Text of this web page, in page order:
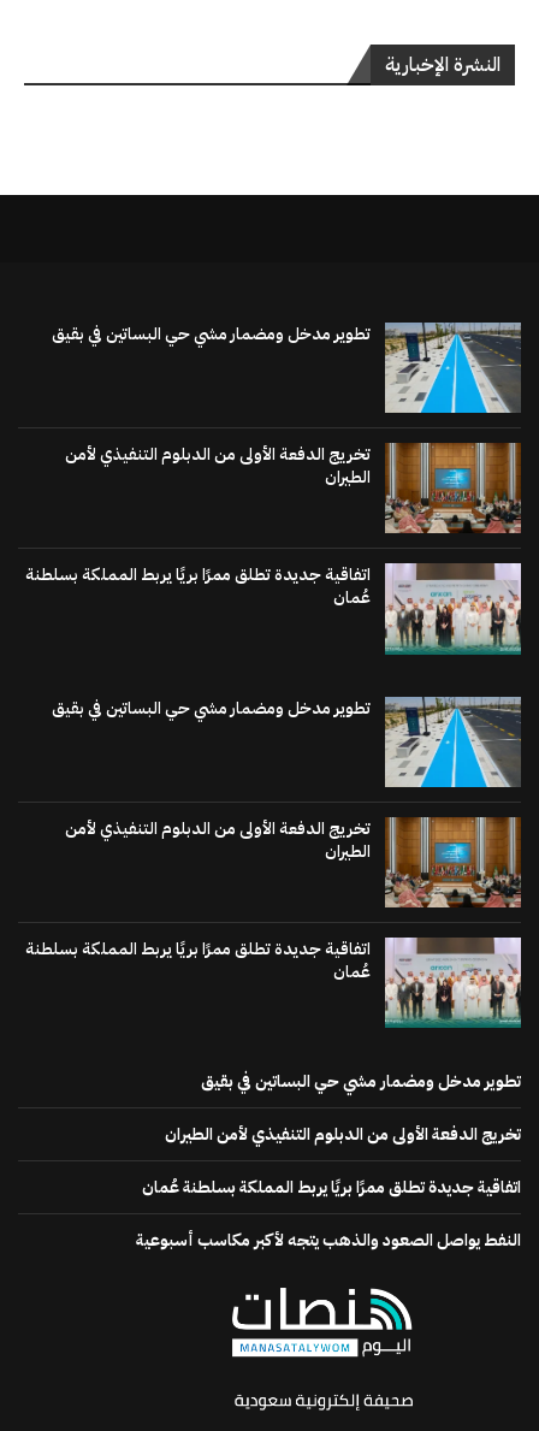
النشرة الإخبارية
تطوير مدخل ومضمار مشي حي البساتين في بقيق
تخريج الدفعة الأولى من الدبلوم التنفيذي لأمن
الطيران
اتفاقية جديدة تطلق ممرًا بريًا يربط المملكة بسلطنة
عُمان
تطوير مدخل ومضمار مشي حي البساتين في بقيق
تخريج الدفعة الأولى من الدبلوم التنفيذي لأمن
الطيران
اتفاقية جديدة تطلق ممرًا بريًا يربط المملكة بسلطنة
عُمان
تطوير مدخل ومضمار مشي حي البساتين في بقيق
تخريج الدفعة الأولى من الدبلوم التنفيذي لأمن الطيران
اتفاقية جديدة تطلق ممرًا بريًا يربط المملكة بسلطنة عُمان
النفط يواصل الصعود والذهب يتجه لأكبر مكاسب أسبوعية